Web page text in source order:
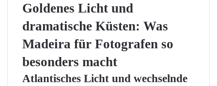
Goldenes Licht und
dramatische Küsten: Was
Madeira für Fotografen so
besonders macht
Atlantisches Licht und wechselnde